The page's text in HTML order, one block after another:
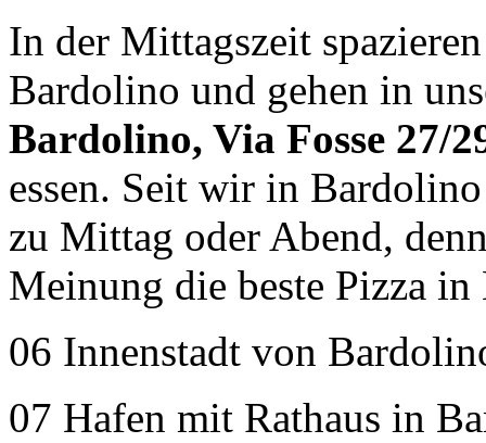
In der Mittagszeit
Bardolino und gehen in
Bardolino, Via Fosse 27/
essen. Seit wir in
zu Mittag oder Abend,
Meinung die beste Pizza
06 Innenstadt von
07 Hafen mit Rathaus in